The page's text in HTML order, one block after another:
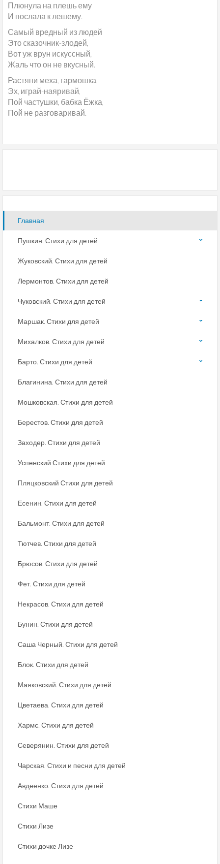
Плюнула на плешь ему
И послала к лешему.
Самый вредный из людей
Это сказочник-злодей,
Вот уж врун искуссный,
Жаль что он не вкусный.
Растяни меха, гармошка,
Эх, играй-наяривай,
Пой частушки, бабка Ёжка,
Пой не разговаривай.
Главная
Пушкин. Стихи для детей
Жуковский. Стихи для детей
Лермонтов. Стихи для детей
Чуковский. Стихи для детей
Маршак. Стихи для детей
Михалков. Стихи для детей
Барто. Стихи для детей
Благинина. Стихи для детей
Мошковская. Стихи для детей
Берестов. Стихи для детей
Заходер. Стихи для детей
Успенский Стихи для детей
Пляцковский Стихи для детей
Есенин. Стихи для детей
Бальмонт. Стихи для детей
Тютчев. Стихи для детей
Брюсов. Стихи для детей
Фет. Стихи для детей
Некрасов. Стихи для детей
Бунин. Стихи для детей
Саша Черный. Стихи для детей
Блок. Стихи для детей
Маяковский. Стихи для детей
Цветаева. Стихи для детей
Хармс. Стихи для детей
Северянин. Стихи для детей
Чарская. Стихи и песни для детей
Авдеенко. Стихи для детей
Стихи Маше
Стихи Лизе
Стихи дочке Лизе